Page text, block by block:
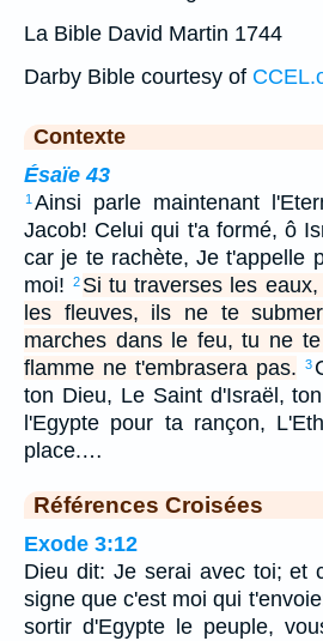
La Bible David Martin 1744
Darby Bible courtesy of
Contexte
Ésaïe 43
1 Ainsi parle maintenant
Jacob! Celui qui t'a formé, ô
car je te rachète, Je t'appelle
moi!
2 Si tu traverses les
les fleuves, ils ne te
marches dans le feu, tu ne
flamme ne t'embrasera pas.
3
ton Dieu, Le Saint d'Israël,
l'Egypte pour ta rançon,
place.…
Références Croisées
Exode 3:12
Dieu dit: Je serai avec toi; et
signe que c'est moi qui
sortir d'Egypte le peuple,